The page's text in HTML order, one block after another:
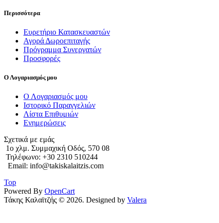
Περισσότερα
Ευρετήριο Κατασκευαστών
Αγορά Δωροεπιταγής
Πρόγραμμα Συνεργατών
Προσφορές
Ο Λογαριασμός μου
Ο Λογαριασμός μου
Ιστορικό Παραγγελιών
Λίστα Επιθυμιών
Ενημερώσεις
Σχετικά με εμάς
1o χλμ. Συμμαχική Οδός, 570 08
Τηλέφωνο: +30 2310 510244
Email: info@takiskalaitzis.com
Top
Powered By OpenCart
Τάκης Καλαϊτζής © 2026. Designed by Valera